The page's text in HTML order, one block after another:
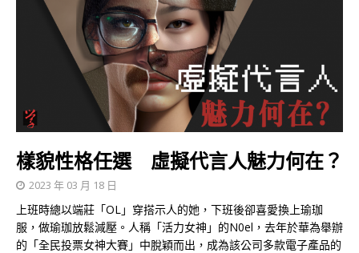
樣貌性格任選 虛擬代言人魅力何在？
2023 年 03 月 18 日
上班時總以端莊「OL」穿搭示人的她，下班後卻喜愛換上瑜珈
服，做瑜珈放鬆減壓。人稱「活力女神」的N0el，去年於華為舉辦
的「全民投票女神大賽」中脫穎而出，成為該公司多款電子產品的